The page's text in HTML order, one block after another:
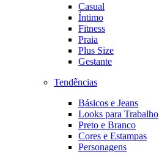
Casual
Íntimo
Fitness
Praia
Plus Size
Gestante
Tendências
Básicos e Jeans
Looks para Trabalho
Preto e Branco
Cores e Estampas
Personagens